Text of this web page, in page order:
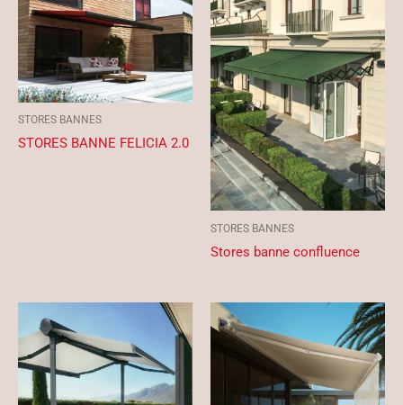
STORES BANNES
STORES BANNE FELICIA 2.0
STORES BANNES
Stores banne confluence